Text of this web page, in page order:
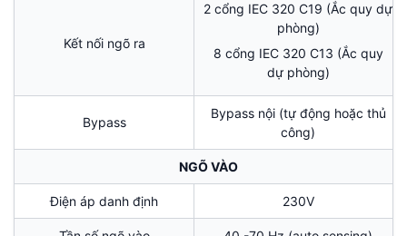
Kết nối ngõ ra
2 cổng IEC 320 C19 (Ắc quy dự
phòng)
8 cổng IEC 320 C13 (Ắc quy
dự phòng)
Bypass
Bypass nội (tự động hoặc thủ
công)
NGÕ VÀO
Điện áp danh định 230V